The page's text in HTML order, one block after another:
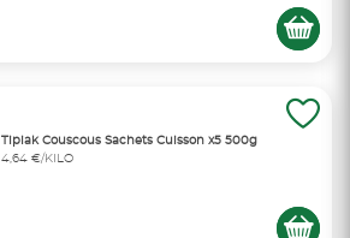
Tipiak Couscous Sachets Cuisson x5 500g
4,64 €/KILO